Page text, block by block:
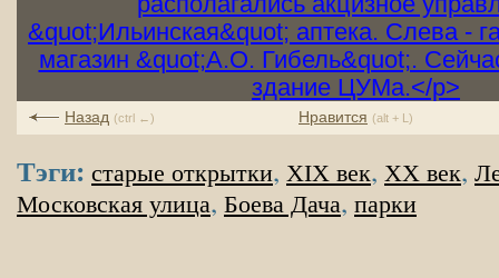
Нравится (alt + L)
Назад (ctrl ←)
Тэги: старые открытки, XIX век, XX век,
Московская улица, Боева Дача, парки